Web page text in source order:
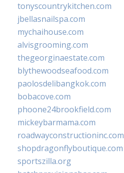
tonyscountrykitchen.com
jbellasnailspa.com
mychaihouse.com
alvisgrooming.com
thegeorginaestate.com
blythewoodseafood.com
paolosdelibangkok.com
bobacove.com
phoone24brookfield.com
mickeybarmama.com
roadwayconstructioninc.com
shopdragonflyboutique.com
sportszilla.org